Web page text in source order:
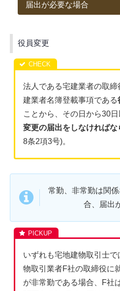
届出が必要な場合
役員変更
法人である宅建業者の取
建業者名簿登載事項である
ことから、その日から30
変更の届出をしなければな
8条2項3号)。
常勤、非常勤は関
合、届出
いずれも宅地建物取引士
物取引業者F社の取締役に
が非常勤である場合、F社